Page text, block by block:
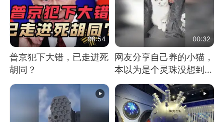
08:54
普京犯下大错，已走进死
胡同？
00:32
网友分享自己养的小猫，
本以为是个灵珠没想到是
魔丸